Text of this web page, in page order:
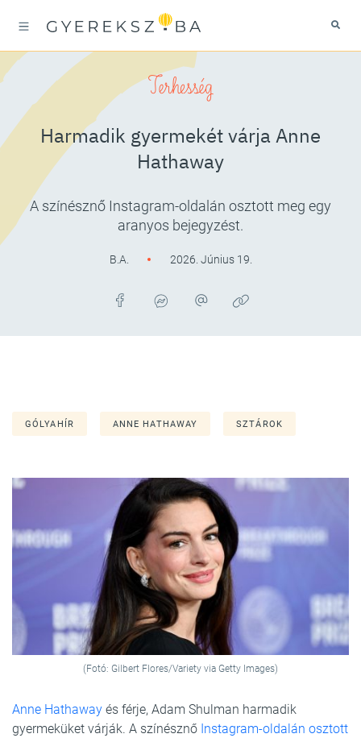
Terhesség
Harmadik gyermekét várja Anne
Hathaway
A színésznő Instagram-oldalán osztott meg egy
aranyos bejegyzést.
B.A. 2026. Június 19.
GÓLYAHÍR ANNE HATHAWAY SZTÁROK
(Fotó: Gilbert Flores/Variety via Getty Images)
Anne Hathaway és férje, Adam Shulman harmadik
gyermeküket várják. A színésznő Instagram-oldalán osztott